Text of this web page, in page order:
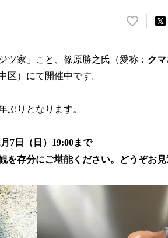
い
！
で
ツ家」こと、篠原勝之氏（愛称： ク
区）にて開催中です。
ぶりとなります。
7日（日）19:00まで
存分にご堪能ください。どうぞお見